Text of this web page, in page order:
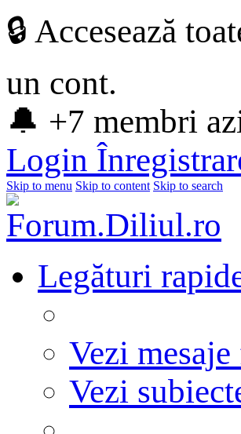
🔒 Accesează
un cont.
🔔 +7 membri
Login
Skip to menu Skip to content Skip to search
Legături
Vezi
Vezi